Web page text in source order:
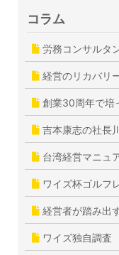
コラム
労務コンサルタ
経営のリカバリ
創業30周年で
吉本康志の社長
台湾経営マニュ
ワイズ杯ゴルフ
経営者が踏み出
ワイズ独自調査